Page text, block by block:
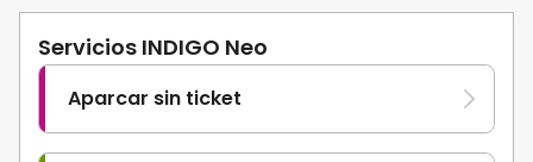
Servicios INDIGO Neo
Aparcar sin ticket